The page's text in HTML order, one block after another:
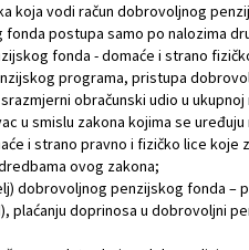
koja vodi račun dobrovoljnog
postupa samo po nalozima
fonda - domaće i strano
programa, pristupa
obračunski udio u
u smislu zakona kojima se
i strano pravno i fizičko lice
ovog zakona;
dobrovoljnog penzijskog fonda –
plaćanju doprinosa u dobrovoljni